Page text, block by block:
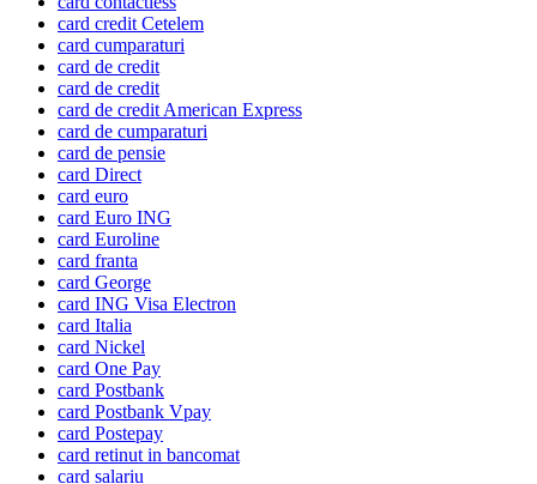
card credit Cetelem
card cumparaturi
card de credit
card de credit
card de credit American Express
card de cumparaturi
card de pensie
card Direct
card euro
card Euro ING
card Euroline
card franta
card George
card ING Visa Electron
card Italia
card Nickel
card One Pay
card Postbank
card Postbank Vpay
card Postepay
card retinut in bancomat
card salariu